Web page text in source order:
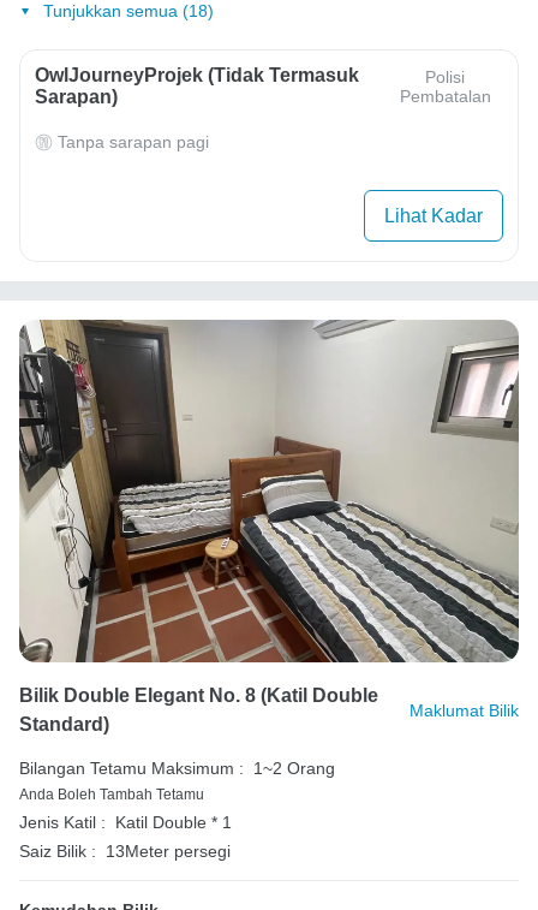
Tunjukkan semua (18)
OwlJourneyProjek (Tidak Termasuk
Sarapan)
Polisi
Pembatalan
Tanpa sarapan pagi
Lihat Kadar
Bilik Double Elegant No. 8 (katil Double
Standard)
Maklumat Bilik
Bilangan Tetamu Maksimum : 1~2 Orang
Anda Boleh Tambah Tetamu
Jenis Katil :
Katil Double * 1
Saiz Bilik :
13Meter persegi